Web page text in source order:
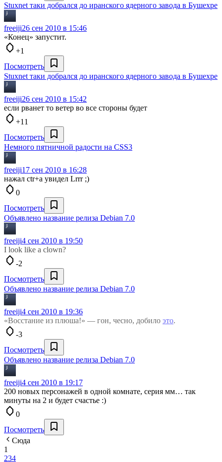
Stuxnet таки добрался до иранского ядерного завода в Бушехре
freeiji26 сен 2010 в 15:46
«Конец» запустит.
+1
Посмотреть
Stuxnet таки добрался до иранского ядерного завода в Бушехре
freeiji26 сен 2010 в 15:42
если рванет то ветер во все стороны будет
+11
Посмотреть
Немного пятничной радости на CSS3
freeiji17 сен 2010 в 16:28
нажал ctr+a увидел Lrrr ;)
0
Посмотреть
Объявлено название релиза Debian 7.0
freeiji4 сен 2010 в 19:50
I look like a clown?
-2
Посмотреть
Объявлено название релиза Debian 7.0
freeiji4 сен 2010 в 19:36
«Восстание из плюша!» — гон, чесно, добило это.
-3
Посмотреть
Объявлено название релиза Debian 7.0
freeiji4 сен 2010 в 19:17
200 новых персонажей в одной комнате, серия мм… так
минуты на 2 и будет счастье :)
0
Посмотреть
Сюда
1
234